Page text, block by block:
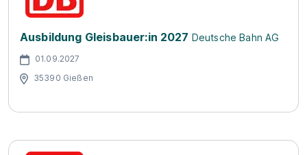
Ausbildung Gleisbauer:in 2027 Deutsche Bahn AG
01.09.2027
35390 Gießen